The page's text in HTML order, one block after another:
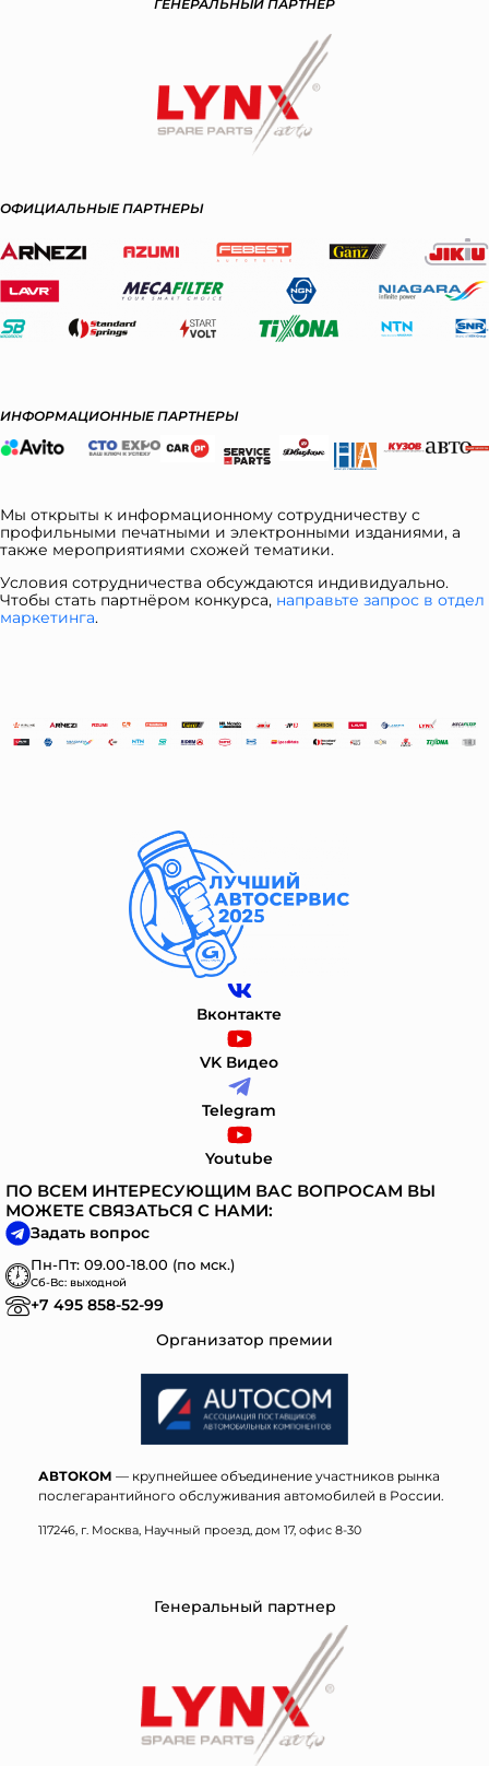
ГЕНЕРАЛЬНЫЙ ПАРТНЕР
ОФИЦИАЛЬНЫЕ ПАРТНЕРЫ
ИНФОРМАЦИОННЫЕ ПАРТНЕРЫ
Мы открыты к информационному сотрудничеству с
профильными печатными и электронными изданиями, а
также мероприятиями схожей тематики.
Условия сотрудничества обсуждаются индивидуально.
Чтобы стать партнёром конкурса, направьте запрос в отдел
маркетинга.
Вконтакте
VK Видео
Telegram
Youtube
ПО ВСЕМ ИНТЕРЕСУЮЩИМ ВАС ВОПРОСАМ ВЫ
МОЖЕТЕ СВЯЗАТЬСЯ С НАМИ:
Задать вопрос
Пн-Пт: 09.00-18.00 (по мск.)
Сб-Вс: выходной
+7 495 858-52-99
Организатор премии
АВТОКОМ — крупнейшее объединение участников рынка
послегарантийного обслуживания автомобилей в России.
117246, г. Москва, Научный проезд, дом 17, офис 8-30
Генеральный партнер